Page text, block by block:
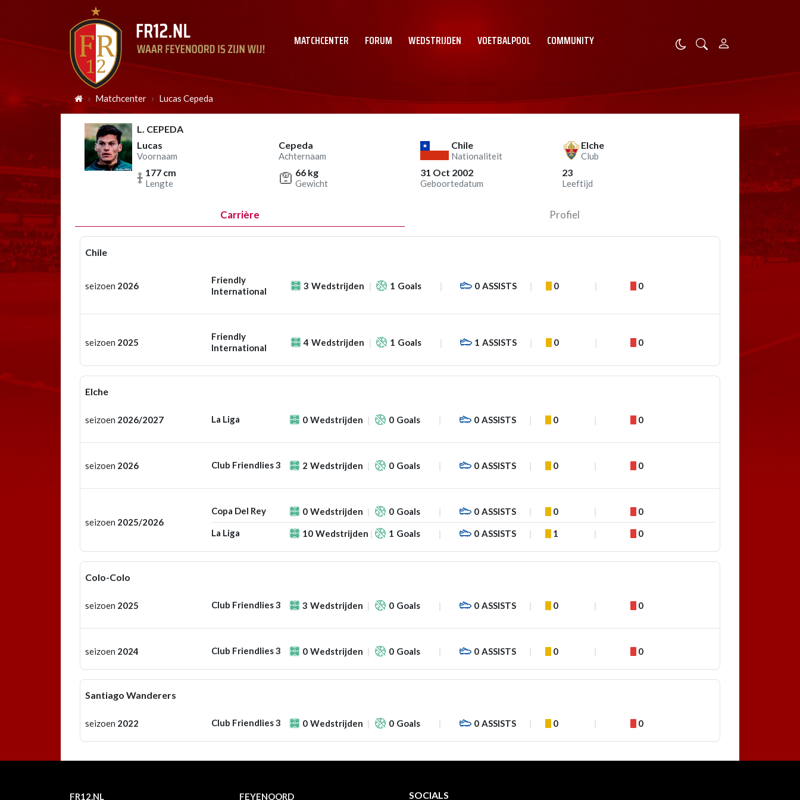
MATCHCENTER FORUM WEDSTRIJDEN VOETBALPOOL COMMUNITY
Matchcenter Lucas Cepeda
L. CEPEDA
Lucas
Voornaam
Cepeda
Achternaam
Chile
Nationaliteit
Elche
Club
177 cm
Lengte
66 kg
Gewicht
31 Oct 2002
Geboortedatum
23
Leeftijd
Carrière Profiel
Chile
seizoen 2026
Friendly
International
3 Wedstrijden 1 Goals 0 ASSISTS 0 0
seizoen 2025
Friendly
International
4 Wedstrijden 1 Goals 1 ASSISTS 0 0
Elche
seizoen 2026/2027 La Liga 0 Wedstrijden 0 Goals 0 ASSISTS 0 0
seizoen 2026 Club Friendlies 3 2 Wedstrijden 0 Goals 0 ASSISTS 0 0
seizoen 2025/2026
Copa Del Rey 0 Wedstrijden 0 Goals 0 ASSISTS 0 0
La Liga 10 Wedstrijden 1 Goals 0 ASSISTS 1 0
Colo-Colo
seizoen 2025 Club Friendlies 3 3 Wedstrijden 0 Goals 0 ASSISTS 0 0
seizoen 2024 Club Friendlies 3 0 Wedstrijden 0 Goals 0 ASSISTS 0 0
Santiago Wanderers
seizoen 2022 Club Friendlies 3 0 Wedstrijden 0 Goals 0 ASSISTS 0 0
FR12.NL FEYENOORD SOCIALS